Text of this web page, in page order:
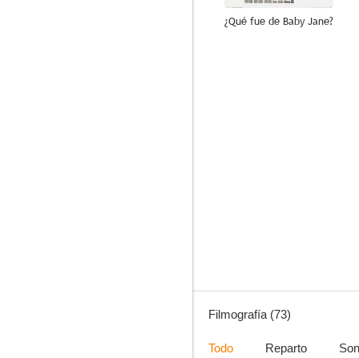
¿Qué fue de Baby Jane?
Filmografía (73)
Todo Reparto